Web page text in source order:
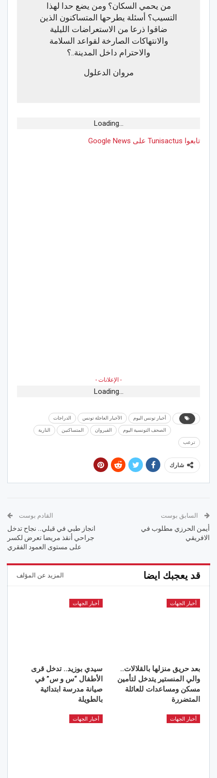
من يحمي السكان؟ ومن يضع حدا لهذا
التسيب؟ أسئلة يطرحها المتساكنون الذين
ضاقوا ذرعا من الاستعراضات الليلية
والانتهاكات الصارخة لقواعد السلامة
والاحترام داخل المدينة..؟
مروان الدعلول
Loading...
تابعوا Tunisactus على Google News
- الإعلانات -
Loading...
أخبار تونس اليوم الأخبار العاجلة تونس الدراجات
الصحف التونسية اليوم القيروان المتساكنين النارية
ترعب
شارك
السابق بوست
أيمن الحرزي مطلوب في
الافريقي
القادم بوست
انجاز طبي في قبلي.. نجاح تدخل
جراحي أنقذ مريضا تعرض لكسر
على مستوى العمود الفقري
قد يعجبك ايضا المزيد عن المؤلف
أخبار الجهات
بعد حريق منزلها بالقلالات..
والي المنستير يتدخل لتأمين
مسكن ومساعدات للعائلة
المتضررة
أخبار الجهات
سيدي بوزيد.. تدخل قرى
الأطفال “س و س” في
صيانة مدرسة ابتدائية
بالطويلة
أخبار الجهات أخبار الجهات